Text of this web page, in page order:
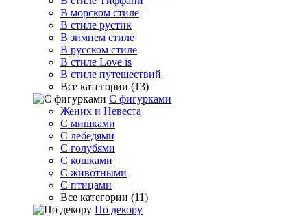
В морском стиле
В стиле рустик
В зимнем стиле
В русском стиле
В стиле Love is
В стиле путешествий
Все категории (13)
С фигурками
Жених и Невеста
С мишками
С лебедями
С голубями
С кошками
С животными
С птицами
Все категории (11)
По декору